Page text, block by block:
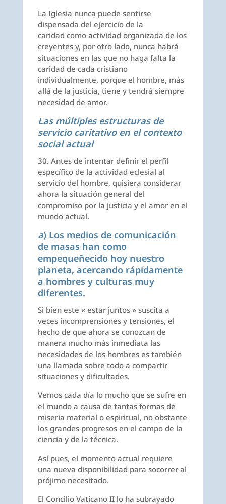
La Iglesia nunca puede sentirse
dispensada del ejercicio de la
caridad como actividad organizada de los
creyentes y, por otro lado, nunca habrá
situaciones en las que no haga falta la
caridad de cada cristiano
individualmente, porque el hombre, más
allá de la justicia, tiene y tendrá siempre
necesidad de amor.
Las múltiples estructuras de
servicio caritativo en el contexto
social actual
30. Antes de intentar definir el perfil
específico de la actividad eclesial al
servicio del hombre, quisiera considerar
ahora la situación general del
compromiso por la justicia y el amor en el
mundo actual.
a) Los medios de comunicación
de masas han como
empequeñecido hoy nuestro
planeta, acercando rápidamente
a hombres y culturas muy
diferentes.
Si bien este « estar juntos » suscita a
veces incomprensiones y tensiones, el
hecho de que ahora se conozcan de
manera mucho más inmediata las
necesidades de los hombres es también
una llamada sobre todo a compartir
situaciones y dificultades.
Vemos cada día lo mucho que se sufre en
el mundo a causa de tantas formas de
miseria material o espiritual, no obstante
los grandes progresos en el campo de la
ciencia y de la técnica.
Así pues, el momento actual requiere
una nueva disponibilidad para socorrer al
prójimo necesitado.
El Concilio Vaticano II lo ha subrayado